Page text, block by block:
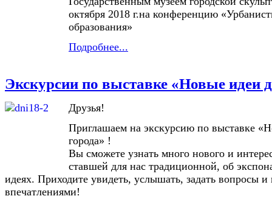
октября 2018 г.на конференцию
образования»
Подробнее...
Экскурсии по выставке «Новые идеи
Друзья!
Приглашаем на экскурсию по выставке
города» !
Вы сможете узнать много нового и
ставшей для нас традиционной, об
идеях. Приходите увидеть, услышать, задать вопросы и
впечатлениями!